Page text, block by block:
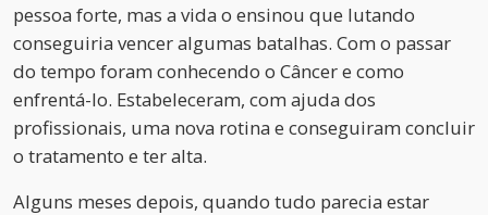
pessoa forte, mas a vida o ensinou que lutando
conseguiria vencer algumas batalhas. Com o passar
do tempo foram conhecendo o Câncer e como
enfrentá-lo. Estabeleceram, com ajuda dos
profissionais, uma nova rotina e conseguiram concluir
o tratamento e ter alta.
Alguns meses depois, quando tudo parecia estar